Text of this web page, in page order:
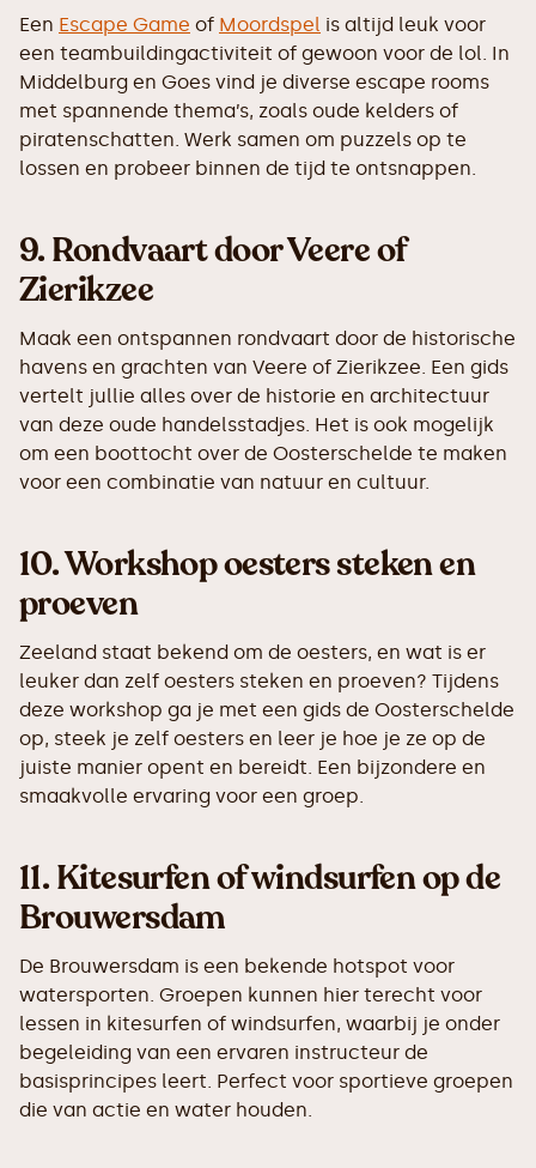
Een Escape Game of Moordspel is altijd leuk voor
een teambuildingactiviteit of gewoon voor de lol. In
Middelburg en Goes vind je diverse escape rooms
met spannende thema’s, zoals oude kelders of
piratenschatten. Werk samen om puzzels op te
lossen en probeer binnen de tijd te ontsnappen.
9.Rondvaart door Veere of
Zierikzee
Maak een ontspannen rondvaart door de historische
havens en grachten van Veere of Zierikzee. Een gids
vertelt jullie alles over de historie en architectuur
van deze oude handelsstadjes. Het is ook mogelijk
om een boottocht over de Oosterschelde te maken
voor een combinatie van natuur en cultuur.
10.Workshop oesters steken en
proeven
Zeeland staat bekend om de oesters, en wat is er
leuker dan zelf oesters steken en proeven? Tijdens
deze workshop ga je met een gids de Oosterschelde
op, steek je zelf oesters en leer je hoe je ze op de
juiste manier opent en bereidt. Een bijzondere en
smaakvolle ervaring voor een groep.
11.Kitesurfen of windsurfen op de
Brouwersdam
De Brouwersdam is een bekende hotspot voor
watersporten. Groepen kunnen hier terecht voor
lessen in kitesurfen of windsurfen, waarbij je onder
begeleiding van een ervaren instructeur de
basisprincipes leert. Perfect voor sportieve groepen
die van actie en water houden.